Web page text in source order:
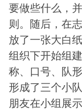
要做些什么，
则。随后，在
放了一张大白
组织下开始组
称、口号、队
形成了三个小
朋友在小组展